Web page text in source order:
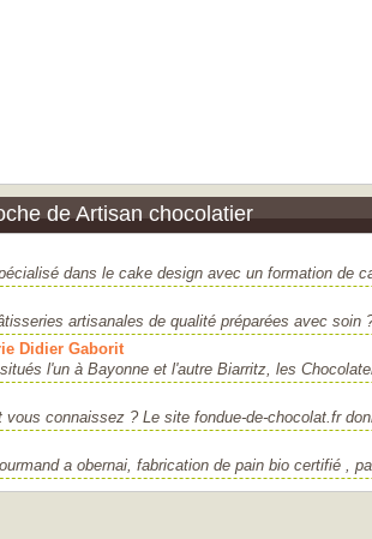
de Artisan chocolatier
dans le cake design avec un formation de
artisanales de qualité préparées avec soin
Didier Gaborit
l'un à Bayonne et l'autre Biarritz, les
vous connaissez ? Le site fondue-de-chocolat.fr
a obernai, fabrication de pain bio certifié ,